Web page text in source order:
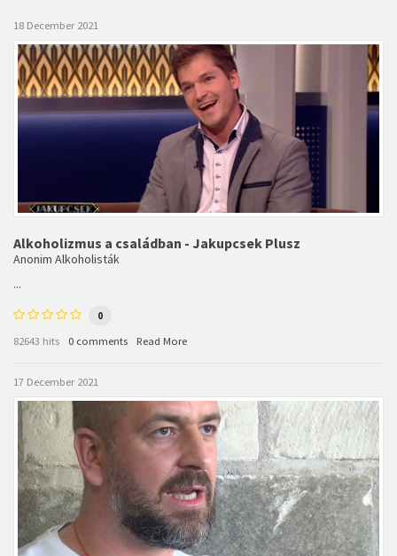
18 December 2021
Alkoholizmus a családban - Jakupcsek Plusz
Anonim Alkoholisták
...
0
82643 hits 0 comments Read More
17 December 2021